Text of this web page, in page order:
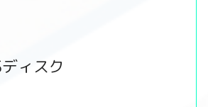
ィスク